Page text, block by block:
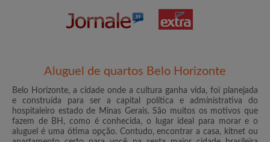
E-mail
Aluguel de quartos Belo Horizonte
Belo Horizonte, a cidade onde a cultura ganha vida, foi planejada
e construída para ser a capital política e administrativa do
hospitaleiro estado de Minas Gerais. São muitos os motivos que
fazem de BH, como é conhecida, o lugar ideal para morar e o
aluguel é uma ótima opção. Contudo, encontrar a casa, kitnet ou